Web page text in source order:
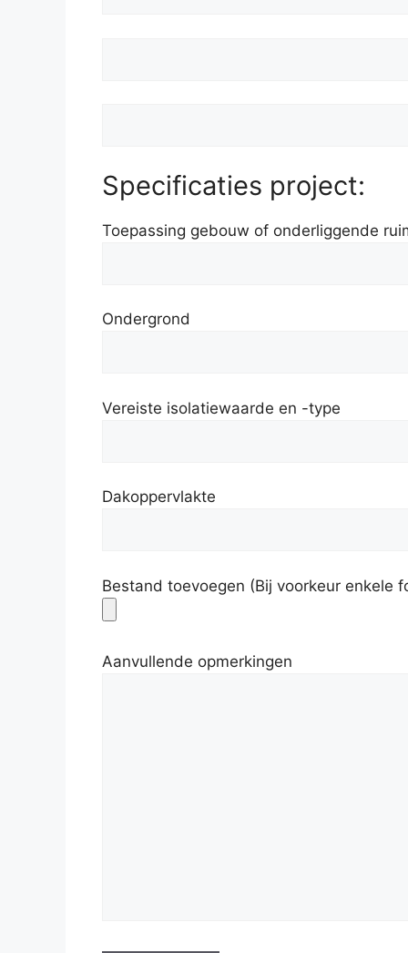
Specificaties project:
Toepassing gebouw of onderliggende
Ondergrond
Vereiste isolatiewaarde en -type
Dakoppervlakte
Bestand toevoegen (Bij voorkeur enkele
Aanvullende opmerkingen